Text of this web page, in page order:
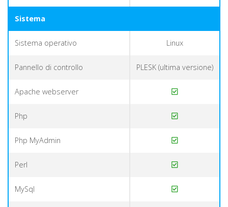
Sistema
Sistema operativo Linux
Pannello di controllo PLESK (ultima versione)
Apache webserver
Php
Php MyAdmin
Perl
MySql